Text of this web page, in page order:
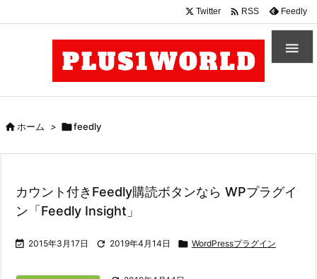

Twitter  RSS Feedly
ホーム > feedly
カウント付きFeedly購読ボタンなら WPプラグイ
ン「Feedly Insight」
 2015年3月17日  2019年4月14日  WordPressプラグイン